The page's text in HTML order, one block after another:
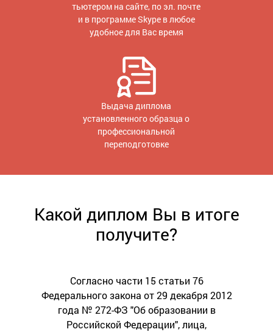
тьютером на сайте, по эл. почте
и в программе Skype в любое
удобное для Вас время
Выдача диплома
установленного образца о
профессиональной
переподготовке
Какой диплом Вы в итоге
получите?
Согласно части 15 статьи 76
Федерального закона от 29 декабря 2012
года № 272-ФЗ "Об образовании в
Российской Федерации", лица,